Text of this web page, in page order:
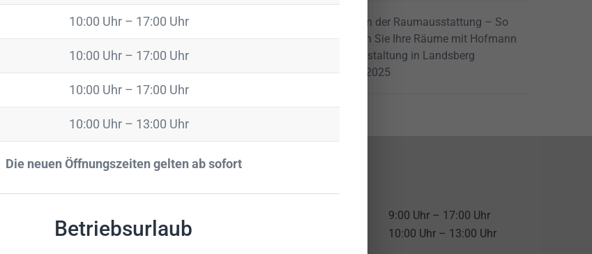
Farben in der Raumausstattung – So
gestalten Sie Ihre Räume mit Hofmann
Raumgestaltung in Landsberg
14. Juli 2025
Lechfeldstraße 98
9:00 Uhr – 17:00 Uhr
10:00 Uhr – 13:00 Uhr
10:00 Uhr – 17:00 Uhr
10:00 Uhr – 17:00 Uhr
10:00 Uhr – 17:00 Uhr
10:00 Uhr – 13:00 Uhr
Die neuen Öffnungszeiten gelten ab sofort
Betriebsurlaub